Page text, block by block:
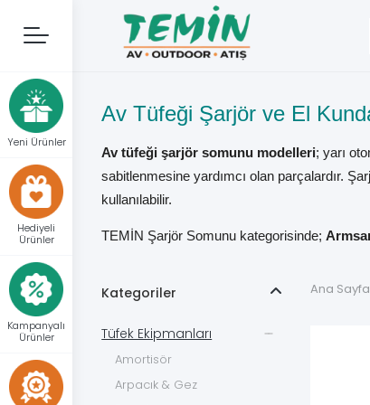
Yeni Ürünler
Hediyeli
Ürünler
Kampanyalı
Ürünler
Av Tüfeği Şarjör ve El
Av tüfeği şarjör somunu modelleri; yarı
sabitlenmesine yardımcı olan parçalardır.
kullanılabilir.
TEMİN Şarjör Somunu kategorisinde;
Doğru somun yalnız marka adına veya dış
Şarjör Somunu Ne İşe Yarar?
Şarjör somunu, birçok yarı otomatik ve
Kategoriler
Tüfek Ekipmanları
Amortisör
Arpacık & Gez
Ana Sayfa